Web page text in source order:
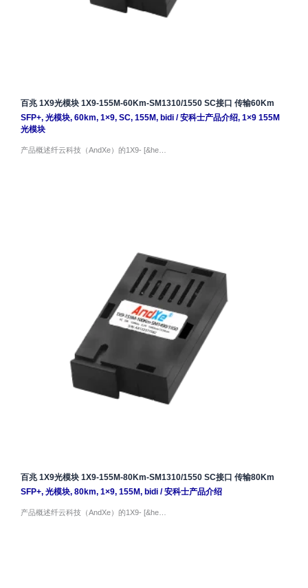
百兆 1X9光模块 1X9-155M-60Km-SM1310/1550 SC接口 传输60Km
SFP+, 光模块, 60km, 1×9, SC, 155M, bidi/安科士产品介绍, 1×9 155M
光模块
产品概述纤云科技（AndXe）的1X9- [&he…
百兆 1X9光模块 1X9-155M-80Km-SM1310/1550 SC接口 传输80Km
SFP+, 光模块, 80km, 1×9, 155M, bidi/安科士产品介绍
产品概述纤云科技（AndXe）的1X9- [&he…